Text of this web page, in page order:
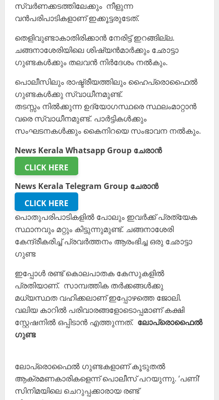
സ്വർണക്കടത്തിലേക്കും നീളുന്ന
വൻപരിപാടികളാണ് ഇക്കൂട്ടരുടേത്.
തെളിവുണ്ടാകാതിരിക്കാൻ നേരിട്ട് ഇറങ്ങില്ല.
ചങ്ങനാശേരിയിലെ ശിഷ്യൻമാർക്കും ഛോട്ടാ
ഗുണ്ടകൾക്കും തലവൻ നിർദേശം നൽകും.
പൊലീസിലും രാഷ്ട്രീയത്തിലും ഹൈപ്രൊഫൈൽ
ഗുണ്ടകൾക്കു സ്വാധീനമുണ്ട്.
തടസ്സം നിൽക്കുന്ന ഉദ്യോഗസ്ഥരെ സ്ഥലംമാറ്റാൻ
വരെ സ്വാധീനമുണ്ട്. പാർട്ടികൾക്കും
സംഘടനകൾക്കും കൈനിറയെ സംഭാവന നൽകും.
News Kerala Whatsapp Group ചേരാൻ
CLICK HERE
News Kerala Telegram Group ചേരാൻ
CLICK HERE
പൊതുപരിപാടികളിൽ പോലും ഇവർക്ക് പ്രത്യേക
സ്ഥാനവും മറ്റും കിട്ടുന്നുമുണ്ട്. ചങ്ങനാശേരി
കേന്ദ്രീകരിച്ച് പ്രവർത്തനം ആരംഭിച്ച ഒരു ഛോട്ടാ
ഗുണ്ട
ഇപ്പോൾ രണ്ട് കൊലപാതക കേസുകളിൽ
പ്രതിയാണ്. സാമ്പത്തിക തർക്കങ്ങൾക്കു
മധ്യസ്ഥത വഹിക്കലാണ് ഇപ്പോഴത്തെ ജോലി.
വലിയ കാറിൽ പരിവാരങ്ങളോടൊപ്പമാണ് കക്ഷി
സ്റ്റേഷനിൽ ഒപ്പിടാൻ എത്തുന്നത്. ലോപ്രൊഫൈൽ
ഗുണ്ട
ലോപ്രൊഫൈൽ ഗുണ്ടകളാണ് കൂടുതൽ
ആക്രമണകാരികളെന്ന് പൊലീസ് പറയുന്നു. ‘പണി’
സിനിമയിലെ ചെറുപ്പക്കാരായ രണ്ട്